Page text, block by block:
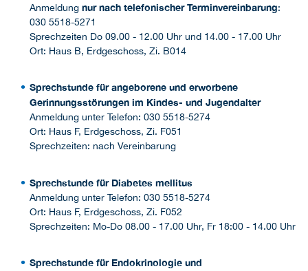
Anmeldung nur nach telefonischer Terminvereinbarung:
030 5518-5271
Sprechzeiten Do 09.00 - 12.00 Uhr und 14.00 - 17.00 Uhr
Ort: Haus B, Erdgeschoss, Zi. B014
Sprechstunde für angeborene und erworbene
Gerinnungsstörungen im Kindes- und Jugendalter
Anmeldung unter Telefon: 030 5518-5274
Ort: Haus F, Erdgeschoss, Zi. F051
Sprechzeiten: nach Vereinbarung
Sprechstunde für Diabetes mellitus
Anmeldung unter Telefon: 030 5518-5274
Ort: Haus F, Erdgeschoss, Zi. F052
Sprechzeiten: Mo-Do 08.00 - 17.00 Uhr, Fr 18:00 - 14.00 Uhr
Sprechstunde für Endokrinologie und